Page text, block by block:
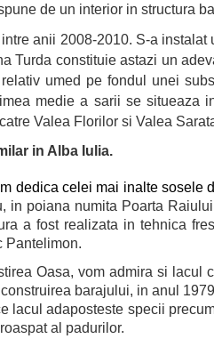
de un interior in structura
anii 2008-2010. S-a
Turda constituie astazi un
umed pe fondul unei
medie a sarii se situeaza
Valea Florilor si Valea
in Alba Iulia.
dedica celei mai inalte sosele
in poiana numita Poarta
a fost realizata in tehnica
Pantelimon.
Oasa, vom admira si
barajului, in anul
lacul adaposteste specii
al padurilor.